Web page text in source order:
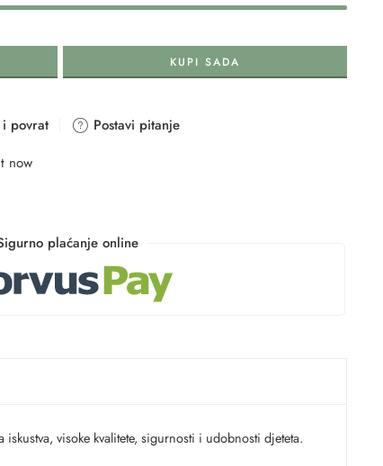
KUPI SADA
i povrat
Postavi pitanje
now
plaćanje online
visoke kvalitete, sigurnosti i udobnosti djeteta.